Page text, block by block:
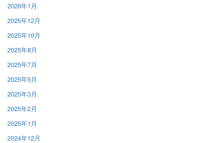
2026年1月
2025年12月
2025年10月
2025年8月
2025年7月
2025年5月
2025年3月
2025年2月
2025年1月
2024年12月